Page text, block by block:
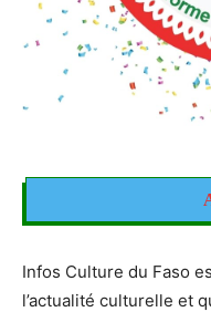
Infos Culture du Faso
l’actualité culturelle et